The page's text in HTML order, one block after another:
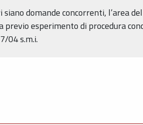
siano domande concorrenti, l’area
previo esperimento di procedura
04 s.m.i.